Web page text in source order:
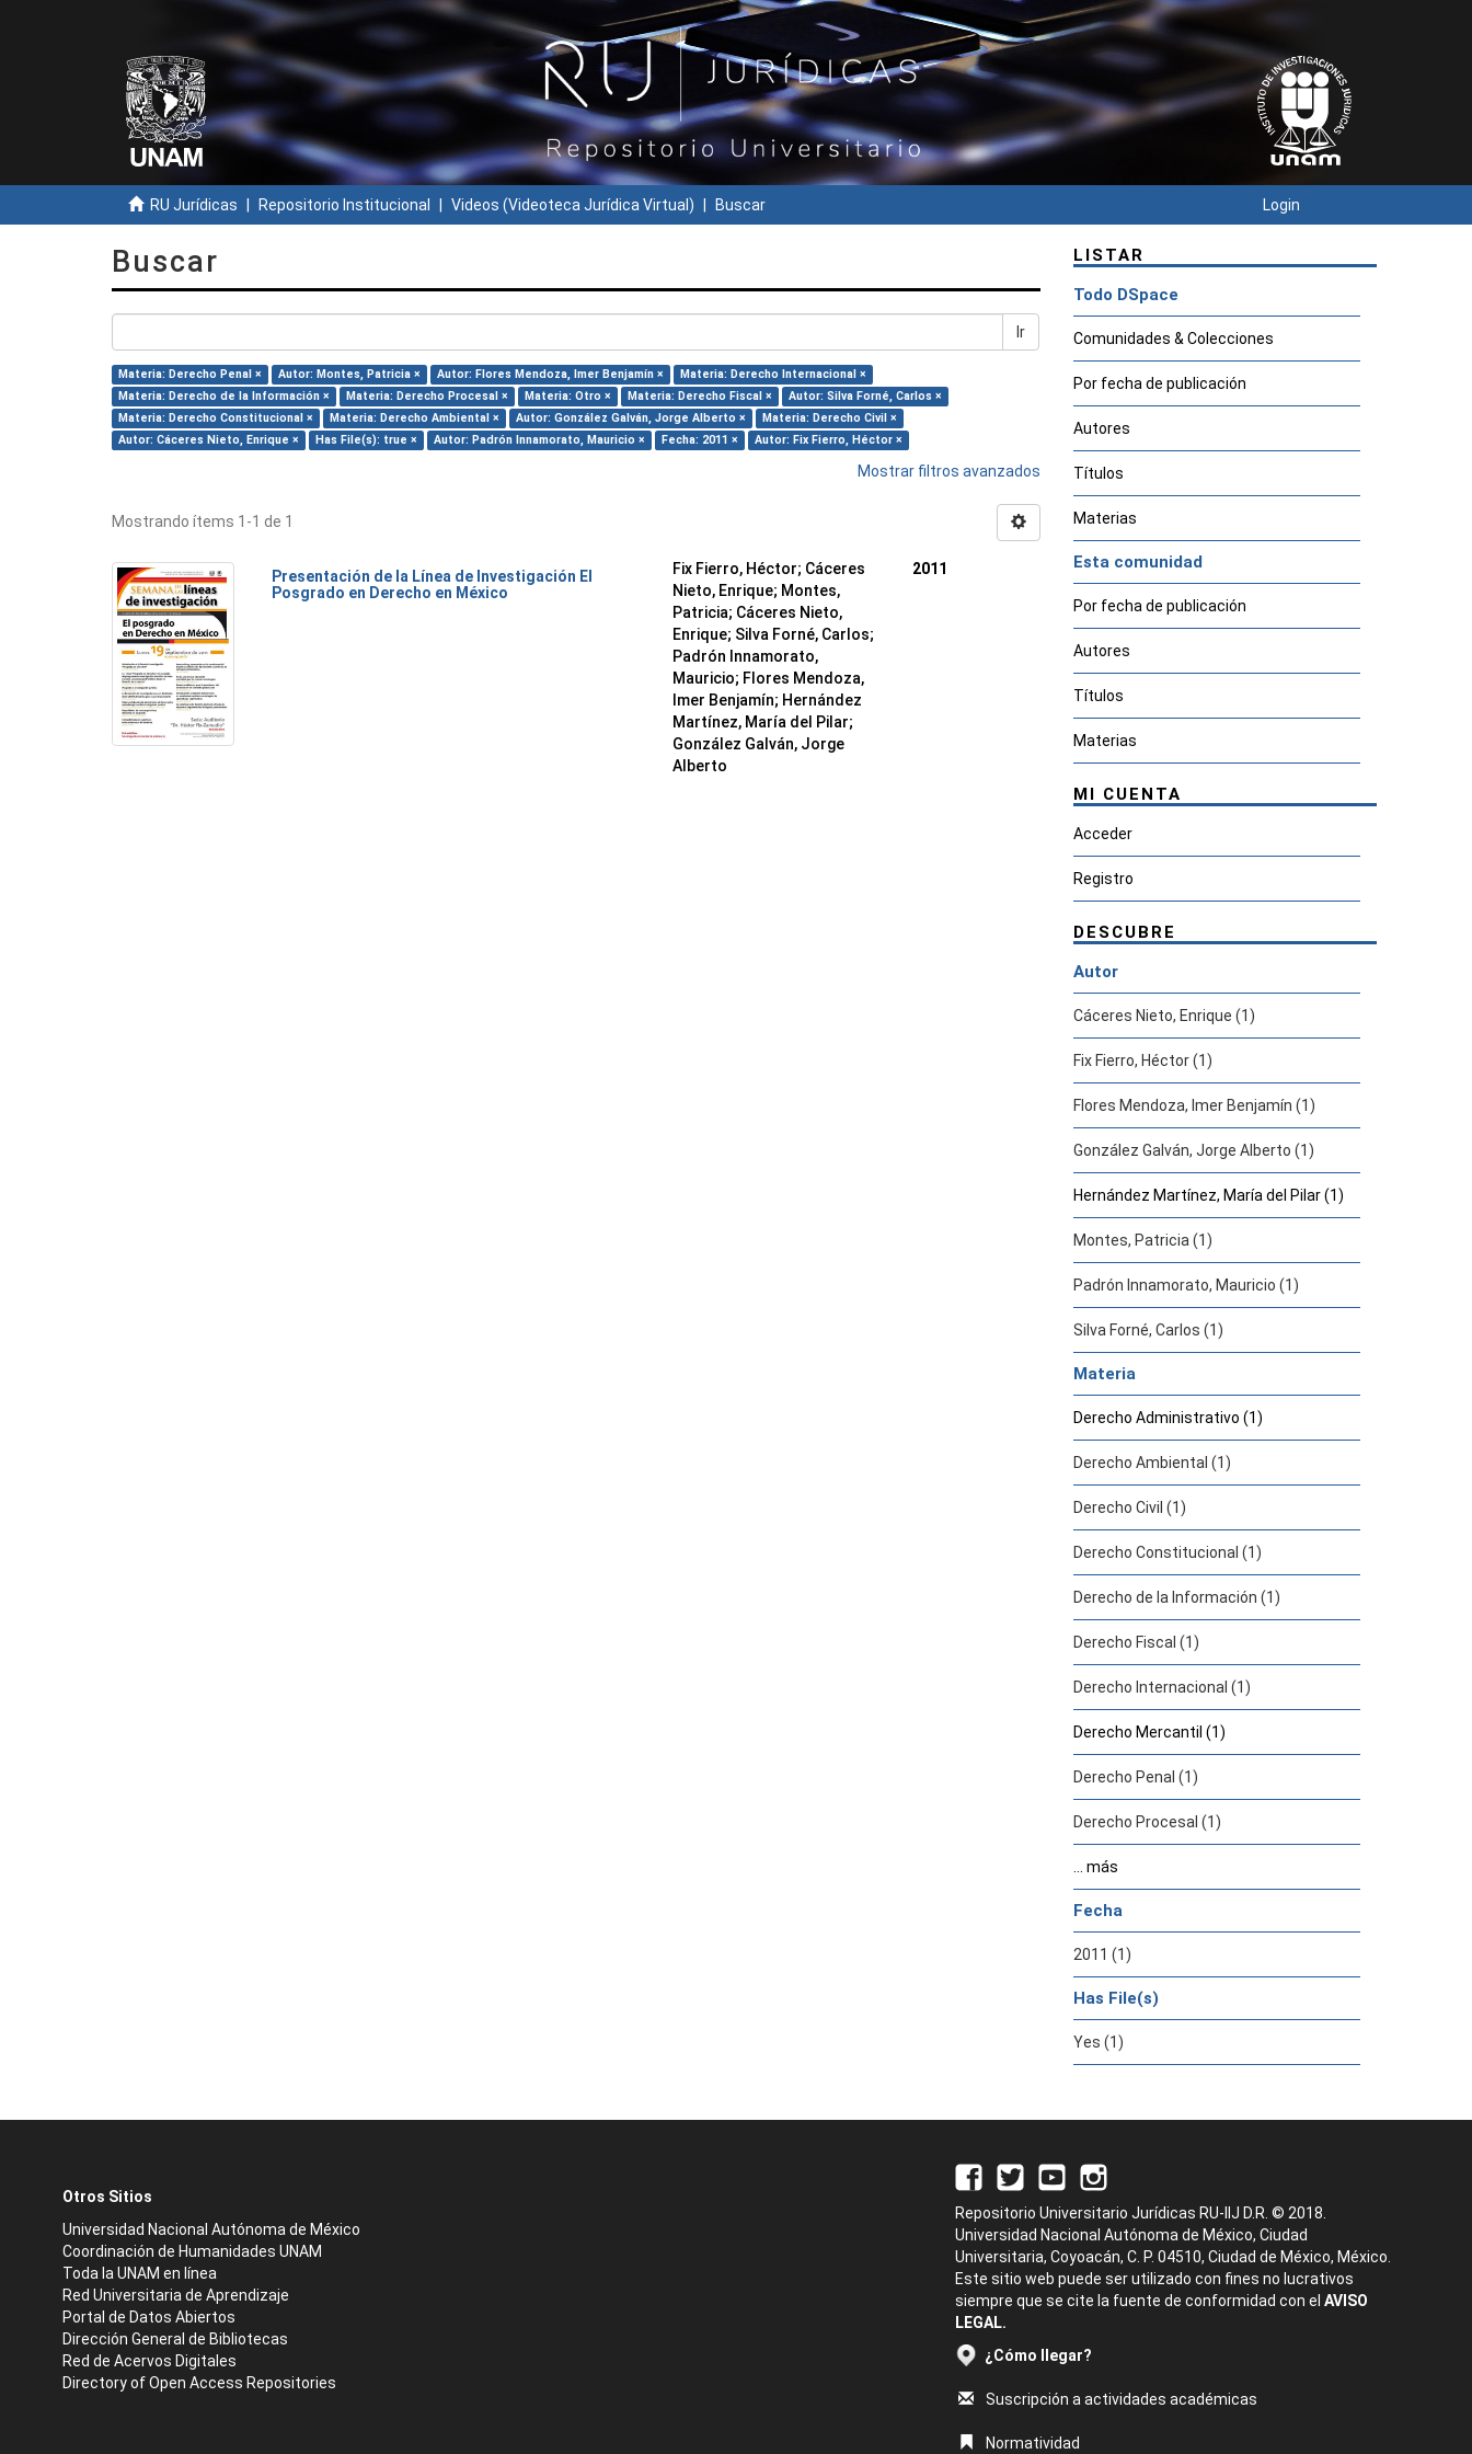
RU Jurídicas Repositorio Institucional Videos (Videoteca Jurídica Virtual) Buscar Login
Buscar
Ir
Materia: Derecho Penal × Autor: Montes, Patricia × Autor: Flores Mendoza, Imer Benjamín ×
Materia: Derecho Internacional ×
Materia: Derecho de la Información ×
Materia: Derecho Procesal × Materia: Otro × Materia: Derecho Fiscal ×
Autor: Silva Forné, Carlos ×
Materia: Derecho Constitucional ×
Materia: Derecho Ambiental × Autor: González Galván, Jorge Alberto ×
Materia: Derecho Civil ×
Autor: Cáceres Nieto, Enrique ×
Has File(s): true × Autor: Padrón Innamorato, Mauricio × Fecha: 2011 × Autor: Fix Fierro, Héctor ×
Mostrar filtros avanzados
Mostrando ítems 1-1 de 1
Presentación de la Línea de Investigación El
Posgrado en Derecho en México
Fix Fierro, Héctor; Cáceres
Nieto, Enrique; Montes,
Patricia; Cáceres Nieto,
Enrique; Silva Forné, Carlos;
Padrón Innamorato,
Mauricio; Flores Mendoza,
Imer Benjamín; Hernández
Martínez, María del Pilar;
González Galván, Jorge
Alberto
2011
LISTAR
Todo DSpace
Comunidades & Colecciones
Por fecha de publicación
Autores
Títulos
Materias
Esta comunidad
Por fecha de publicación
Autores
Títulos
Materias
MI CUENTA
Acceder
Registro
DESCUBRE
Autor
Cáceres Nieto, Enrique (1)
Fix Fierro, Héctor (1)
Flores Mendoza, Imer Benjamín (1)
González Galván, Jorge Alberto (1)
Hernández Martínez, María del Pilar (1)
Montes, Patricia (1)
Padrón Innamorato, Mauricio (1)
Silva Forné, Carlos (1)
Materia
Derecho Administrativo (1)
Derecho Ambiental (1)
Derecho Civil (1)
Derecho Constitucional (1)
Derecho de la Información (1)
Derecho Fiscal (1)
Derecho Internacional (1)
Derecho Mercantil (1)
Derecho Penal (1)
Derecho Procesal (1)
... más
Fecha
2011 (1)
Has File(s)
Yes (1)
Otros Sitios
Universidad Nacional Autónoma de México
Coordinación de Humanidades UNAM
Toda la UNAM en línea
Red Universitaria de Aprendizaje
Portal de Datos Abiertos
Dirección General de Bibliotecas
Red de Acervos Digitales
Directory of Open Access Repositories
Repositorio Universitario Jurídicas RU-IIJ D.R. © 2018.
Universidad Nacional Autónoma de México, Ciudad
Universitaria, Coyoacán, C. P. 04510, Ciudad de México, México.
Este sitio web puede ser utilizado con fines no lucrativos
siempre que se cite la fuente de conformidad con el AVISO
LEGAL.
¿Cómo llegar?
Suscripción a actividades académicas
Normatividad